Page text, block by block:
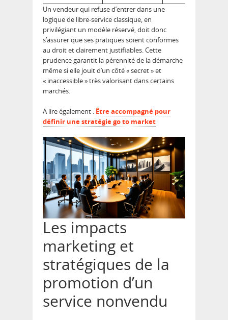
Un vendeur qui refuse d’entrer dans une
logique de libre-service classique, en
privilégiant un modèle réservé, doit donc
s’assurer que ses pratiques soient conformes
au droit et clairement justifiables. Cette
prudence garantit la pérennité de la démarche
même si elle jouit d’un côté « secret » et
« inaccessible » très valorisant dans certains
marchés.
A lire également : Être accompagné pour
définir une stratégie go to market
Les impacts
marketing et
stratégiques de la
promotion d’un
service nonvendu